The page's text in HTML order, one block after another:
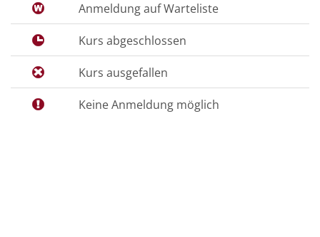
Anmeldung auf Warteliste
Kurs abgeschlossen
Kurs ausgefallen
Keine Anmeldung möglich